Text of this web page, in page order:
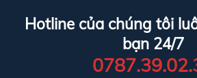
Hotline của chúng tôi
bạn 24/7